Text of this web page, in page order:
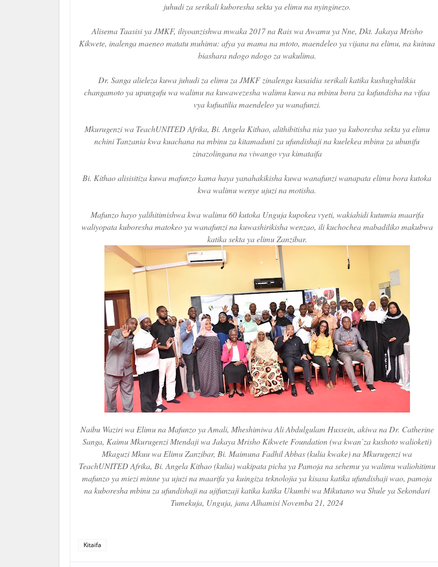
juhudi za serikali kuboresha sekta ya elimu na nyinginezo.
Alisema Taasisi ya JMKF, iliyoanzishwa mwaka 2017 na Rais wa Awamu ya Nne, Dkt. Jakaya Mrisho
Kikwete, inalenga maeneo matatu muhimu: afya ya mama na mtoto, maendeleo ya vijana na elimu, na kuinua
biashara ndogo ndogo za wakulima.
Dr. Sanga alieleza kuwa juhudi za elimu za JMKF zinalenga kusaidia serikali katika kushughulikia
changamoto ya upungufu wa walimu na kuwawezesha walimu kuwa na mbinu bora za kufundisha na vifaa
vya kufuatilia maendeleo ya wanafunzi.
Mkurugenzi wa TeachUNITED Afrika, Bi. Angela Kithao, alithibitisha nia yao ya kuboresha sekta ya elimu
nchini Tanzania kwa kuachana na mbinu za kitamaduni za ufundishaji na kuelekea mbinu za ubunifu
zinazolingana na viwango vya kimataifa
Bi. Kithao alisisitiza kuwa mafunzo kama haya yanahakikisha kuwa wanafunzi wanapata elimu bora kutoka
kwa walimu wenye ujuzi na motisha.
Mafunzo hayo yalihitimishwa kwa walimu 60 kutoka Unguja kupokea vyeti, wakiahidi kutumia maarifa
waliyopata kuboresha matokeo ya wanafunzi na kuwashirikisha wenzao, ili kuchochea mabadiliko makubwa
katika sekta ya elimu Zanzibar.
Naibu Waziri wa Elimu na Mafunzo ya Amali, Mheshimiwa Ali Abdulgulam Hussein, akiwa na Dr. Catherine
Sanga, Kaimu Mkurugenzi Mtendaji wa Jakaya Mrisho Kikwete Foundation (wa kwan`za kushoto walioketi)
Mkaguzi Mkuu wa Elimu Zanzibar, Bi. Maimuna Fadhil Abbas (kulia kwake) na Mkurugenzi wa
TeachUNITED Afrika, Bi. Angela Kithao (kulia) wakipata picha ya Pamoja na sehemu ya walimu waliohitimu
mafunzo ya miezi minne ya ujuzi na maarifa ya kuingiza teknolojia ya kisasa katika ufundishaji wao, pamoja
na kuboresha mbinu za ufundishaji na ujifunzaji katika katika Ukumbi wa Mikutano wa Shule ya Sekondari
Tumekuja, Unguja, jana Alhamisi Novemba 21, 2024
Kitaifa